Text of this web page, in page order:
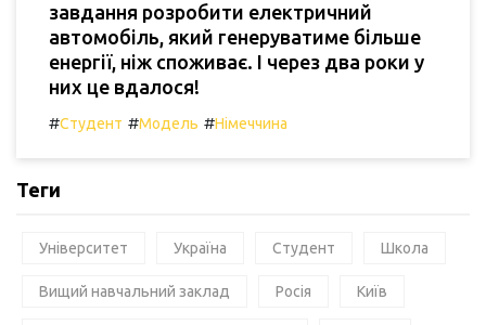
завдання розробити електричний
автомобіль, який генеруватиме більше
енергії, ніж споживає. І через два роки у
них це вдалося!
#Студент #Модель #Німеччина
Теги
Університет Україна Студент Школа
Вищий навчальний заклад Росія Київ